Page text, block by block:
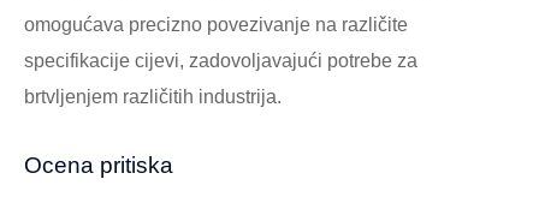
omogućava precizno povezivanje na različite
specifikacije cijevi, zadovoljavajući potrebe za
brtvljenjem različitih industrija.
Ocena pritiska